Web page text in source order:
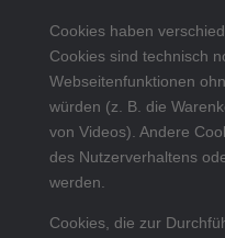
Cookies haben
Cookies sind technisch
Webseitenfunktionen
würden (z. B. die
von Videos). Andere
des Nutzerverhaltens
werden.
Cookies, die zur